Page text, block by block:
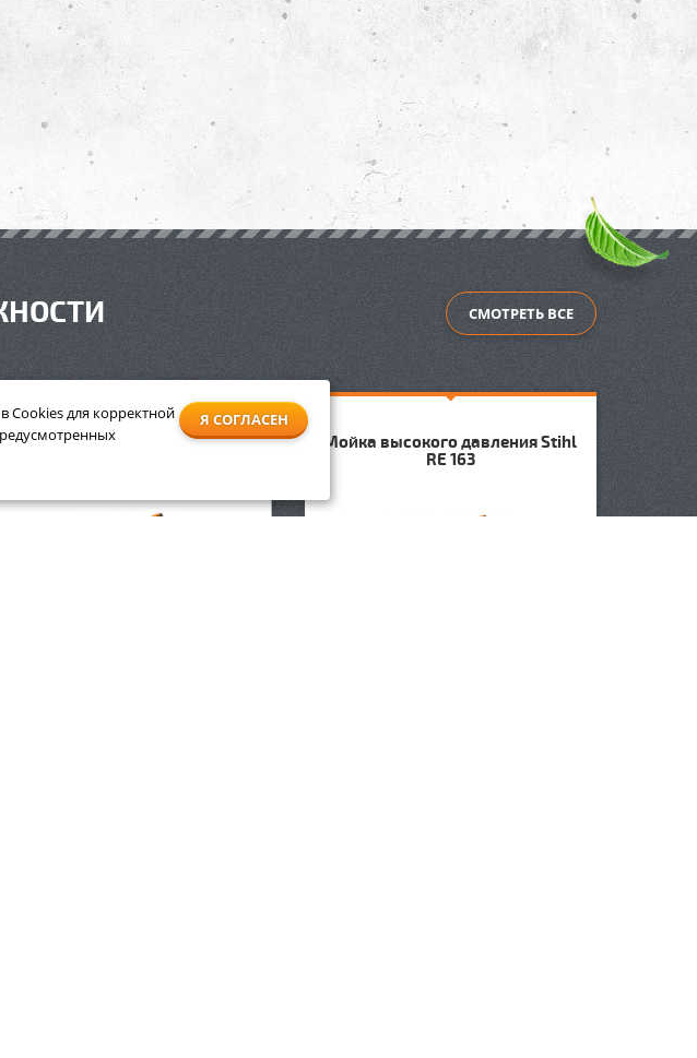
СМОТРЕТЬ ВСЕ
Мойка высокого давления Stihl
Мойка высокого давления Stihl
RE 163
Cookies для корректной
Я СОГЛАСЕН